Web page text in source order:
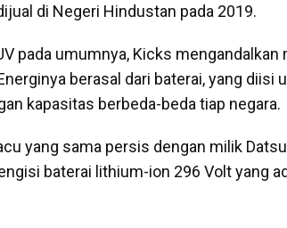
di Negeri Hindustan pada 2019.
pada umumnya, Kicks
berasal dari baterai, yang diisi
kapasitas berbeda-beda tiap negara.
yang sama persis dengan milik
baterai lithium-ion 296 Volt yang